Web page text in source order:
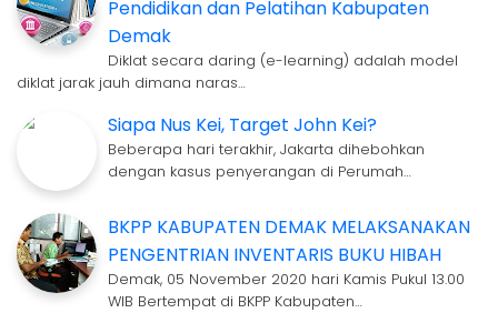
Pendidikan dan Pelatihan Kabupaten
Demak
Diklat secara daring (e-learning) adalah model
diklat jarak jauh dimana naras…
Siapa Nus Kei, Target John Kei?
Beberapa hari terakhir, Jakarta dihebohkan
dengan kasus penyerangan di Perumah…
BKPP KABUPATEN DEMAK MELAKSANAKAN
PENGENTRIAN INVENTARIS BUKU HIBAH
Demak, 05 November 2020 hari Kamis Pukul 13.00
WIB Bertempat di BKPP Kabupaten…